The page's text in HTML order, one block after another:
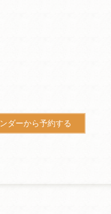
ダーから予約する